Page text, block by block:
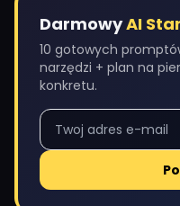
DarmowyAI
10 gotowych
narzędzi + plan na
konkretu.